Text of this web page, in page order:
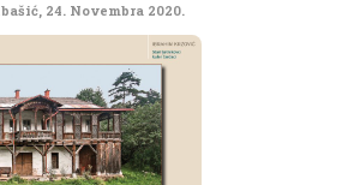
, 24. Novembra 2020.